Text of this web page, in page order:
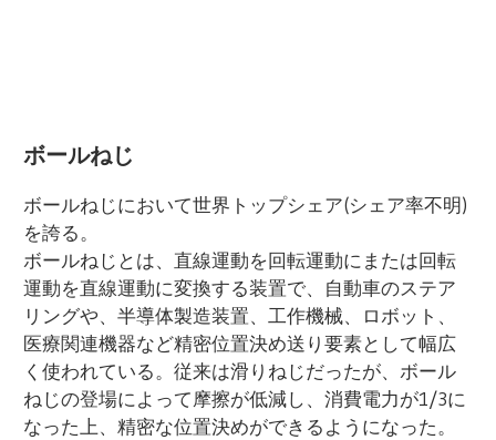
ボールねじ
ボールねじにおいて世界トップシェア(シェア率不明)
を誇る。
ボールねじとは、直線運動を回転運動にまたは回転
運動を直線運動に変換する装置で、自動車のステア
リングや、半導体製造装置、工作機械、ロボット、
医療関連機器など精密位置決め送り要素として幅広
く使われている。従来は滑りねじだったが、ボール
ねじの登場によって摩擦が低減し、消費電力が1/3に
なった上、精密な位置決めができるようになった。